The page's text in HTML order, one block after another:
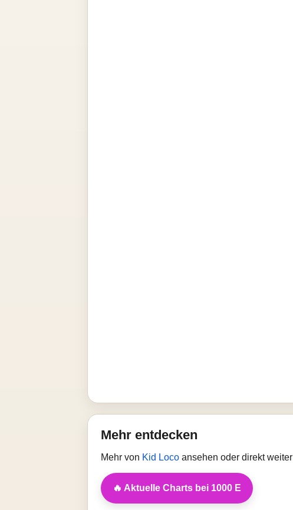
Mehr entdecken
Mehr von Kid Loco ansehen oder direkt weiter
🔥 Aktuelle Charts bei 1000 E